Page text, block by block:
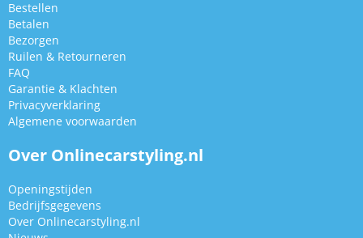
Bestellen
Betalen
Bezorgen
Ruilen & Retourneren
FAQ
Garantie & Klachten
Privacyverklaring
Algemene voorwaarden
Over Onlinecarstyling.nl
Openingstijden
Bedrijfsgegevens
Over Onlinecarstyling.nl